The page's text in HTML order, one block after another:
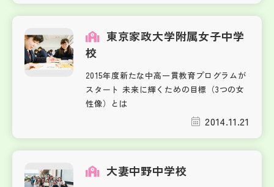
東京家政大学附属女子中学
校
2015年度新たな中高一貫教育プログラムが
スタート 未来に輝くための目標（3つの女
性像）とは
2014.11.21
大妻中野中学校